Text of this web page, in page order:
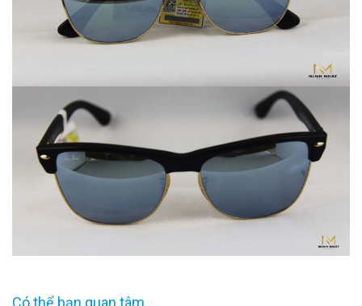
Có thể bạn quan tâm